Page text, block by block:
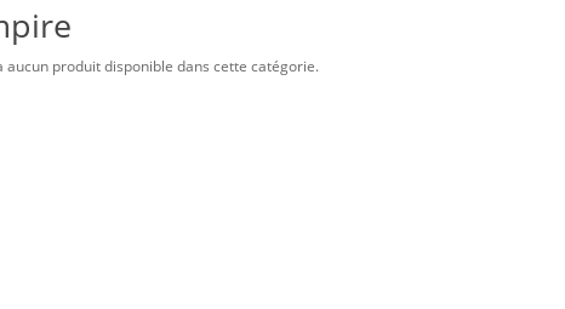
aucun produit disponible dans cette catégorie.